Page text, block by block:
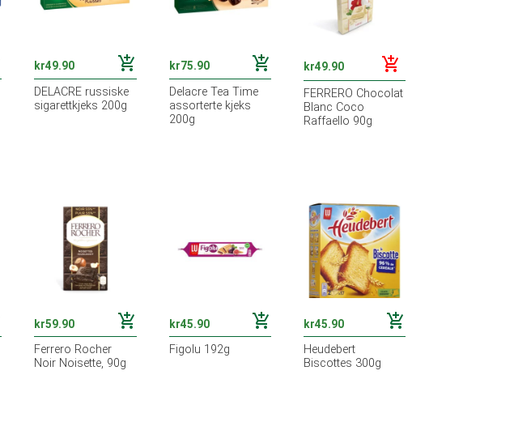
kr49.90 add_shopping_cart
DELACRE russiske
sigarettkjeks 200g
kr75.90 add_shopping_cart
Delacre Tea Time
assorterte kjeks
200g
kr49.90 add_shopping_cart
FERRERO Chocolat
Blanc Coco
Raffaello 90g
kr59.90 add_shopping_cart
Ferrero Rocher
Noir Noisette, 90g
kr45.90 add_shopping_cart
Figolu 192g
kr45.90 add_shopping_cart
Heudebert
Biscottes 300g